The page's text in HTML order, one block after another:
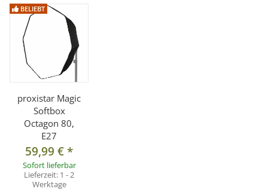
BELIEBT
proxistar Magic
Softbox
Octagon 80,
E27
59,99 €*
Sofort lieferbar
Lieferzeit: 1 - 2
Werktage